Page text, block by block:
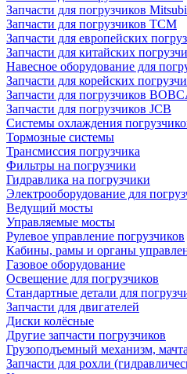
Запчасти для погрузчиков
Запчасти для погрузчиков TCM
Запчасти для европейских
Запчасти для китайских
Навесное оборудование для
Запчасти для корейских
Запчасти для погрузчиков
Запчасти для погрузчиков JCB
Системы охлаждения
Тормозные системы
Трансмиссия погрузчика
Фильтры на погрузчики
Гидравлика на погрузчики
Электрооборудование для
Ведущий мосты
Управляемые мосты
Рулевое управление погрузчиков
Кабины, рамы и органы
Газовое оборудование
Освещение для погрузчиков
Стандартные детали для
Запчасти для двигателей
Диски колёсные
Другие запчасти погрузчиков
Грузоподъемный механизм, мачта
Запчасти для рохли